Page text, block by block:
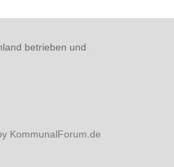
betrieben und
KommunalForum.de